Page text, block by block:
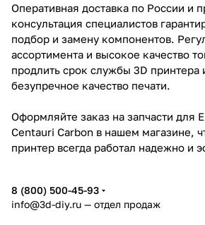
Оперативная доставка по России и
консультация специалистов
подбор и замену компонентов.
ассортимента и высокое качество
продлить срок службы 3D принтера
безупречное качество печати.
Оформляйте заказ на запчасти для
Centauri Carbon в нашем магазине,
принтер всегда работал надежно и
8 (800) 500-45-93
info@3d-diy.ru — отдел продаж